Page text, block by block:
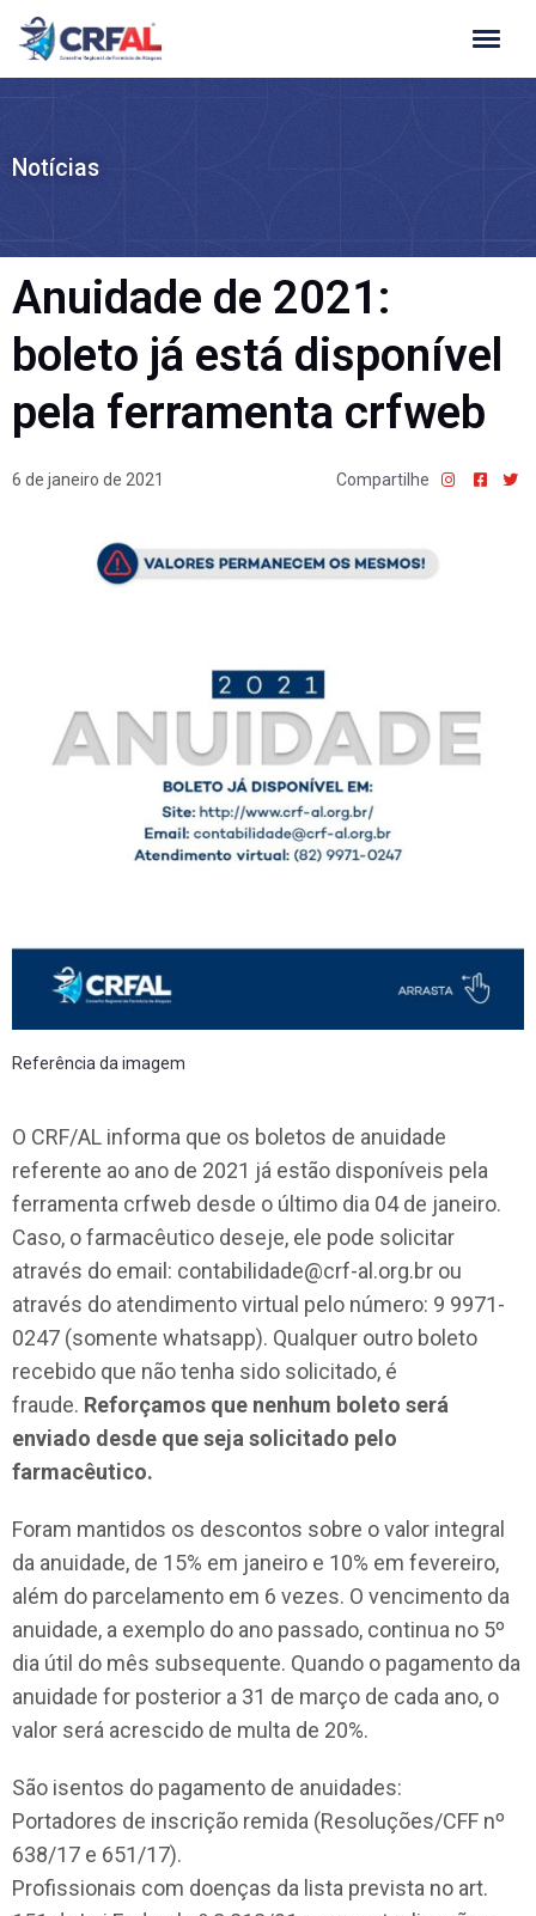
Ir
para
Notícias
Anuidade de 2021:
boleto já está disponível
pela ferramenta crfweb
6 de janeiro de 2021 Compartilhe
Referência da imagem
O CRF/AL informa que os boletos de anuidade
referente ao ano de 2021 já estão disponíveis pela
ferramenta crfweb desde o último dia 04 de janeiro.
Caso, o farmacêutico deseje, ele pode solicitar
através do email: contabilidade@crf-al.org.br ou
através do atendimento virtual pelo número: 9 9971-
0247 (somente whatsapp). Qualquer outro boleto
recebido que não tenha sido solicitado, é
fraude. Reforçamos que nenhum boleto será
enviado desde que seja solicitado pelo
farmacêutico.
Foram mantidos os descontos sobre o valor integral
da anuidade, de 15% em janeiro e 10% em fevereiro,
além do parcelamento em 6 vezes. O vencimento da
anuidade, a exemplo do ano passado, continua no 5º
dia útil do mês subsequente. Quando o pagamento da
anuidade for posterior a 31 de março de cada ano, o
valor será acrescido de multa de 20%.
São isentos do pagamento de anuidades:
Portadores de inscrição remida (Resoluções/CFF nº
638/17 e 651/17).
Profissionais com doenças da lista prevista no art.